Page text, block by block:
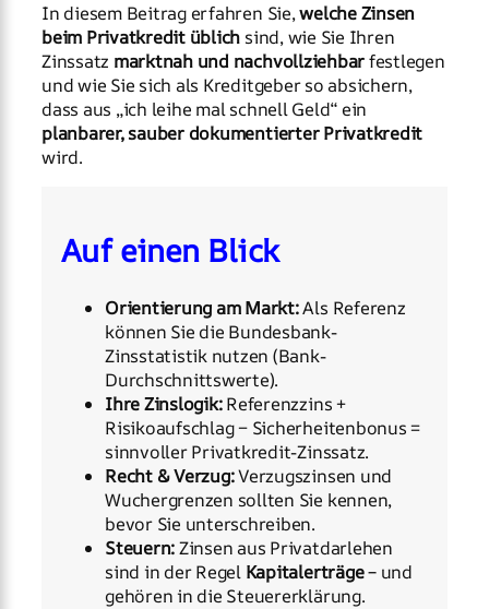
In diesem Beitrag erfahren Sie,welche Zinsen
beim Privatkredit üblich sind, wie Sie Ihren
Zinssatz marktnah und nachvollziehbarfestlegen
und wie Sie sich als Kreditgeber so absichern,
dass aus „ich leihe mal schnell Geld“ ein
planbarer, sauber dokumentierter Privatkredit
wird.
Auf einen Blick
Orientierung am Markt:Als Referenz
können Sie die Bundesbank-
Zinsstatistik nutzen (Bank-
Durchschnittswerte).
Ihre Zinslogik:Referenzzins +
Risikoaufschlag − Sicherheitenbonus =
sinnvoller Privatkredit-Zinssatz.
Recht & Verzug:Verzugszinsen und
Wuchergrenzen sollten Sie kennen,
bevor Sie unterschreiben.
Steuern:Zinsen aus Privatdarlehen
sind in der Regel Kapitalerträge– und
gehören in die Steuererklärung.